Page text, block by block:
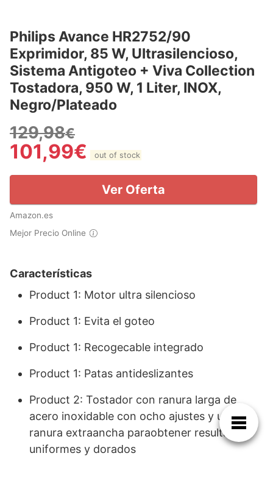
Philips Avance HR2752/90
Exprimidor, 85 W, Ultrasilencioso,
Sistema Antigoteo + Viva Collection
Tostadora, 950 W, 1 Liter, INOX,
Negro/Plateado
129,98€
101,99€ out of stock
Ver Oferta
Amazon.es
Mejor Precio Online
Características
Product 1: Motor ultra silencioso
Product 1: Evita el goteo
Product 1: Recogecable integrado
Product 1: Patas antideslizantes
Product 2: Tostador con ranura larga de
acero inoxidable con ocho ajustes y una
ranura extraancha paraobtener resultados
uniformes y dorados